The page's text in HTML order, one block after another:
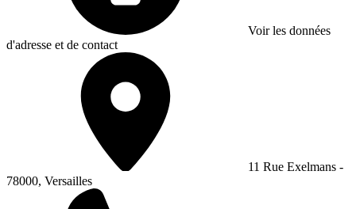
Voir les données
d'adresse et de contact
11 Rue Exelmans -
78000, Versailles